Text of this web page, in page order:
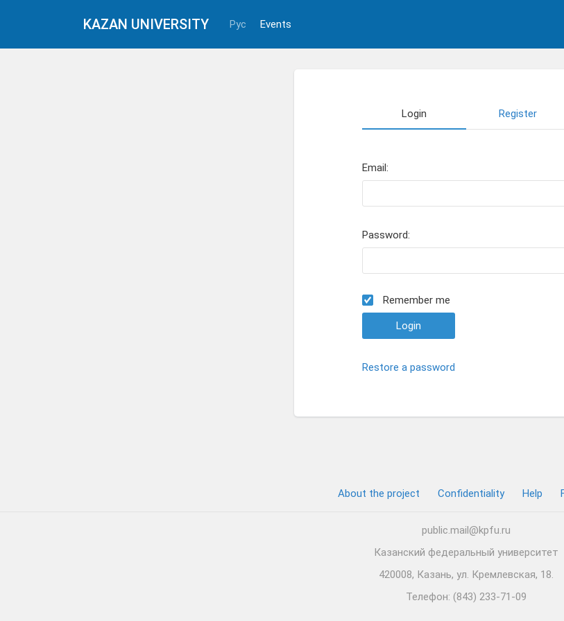
KAZAN UNIVERSITY Рус Events
Login Register
Email:
Password:
Remember me
Login
Restore a password
About the project Confidentiality Help
public.mail@kpfu.ru
Казанский федеральный университет
420008, Казань, ул. Кремлевская, 18.
Телефон: (843) 233-71-09